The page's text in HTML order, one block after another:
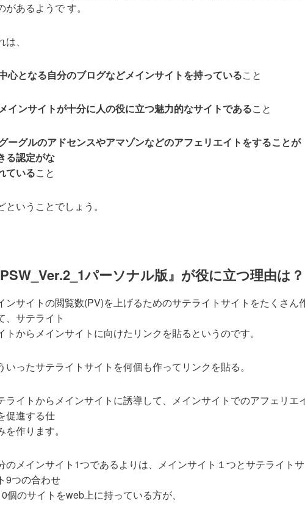
があるようで す。
は、
心となる自分のブログなどメインサイトを持っていること
インサイトが十分に人の役に立つ魅力的なサイトであること
ーグルのアドセンスやアマゾンなどのアフェリエイトをすることが
る認定がな
ていること
ということでしょう。
PSW_Ver.2_1パーソナル版』が役に立つ理由は？
ンサイトの閲覧数(PV)を上げるためのサテライトサイトをたくさん
、サテライト
トからメインサイトに向けたリンクを貼るというのです。
いったサテライトサイトを何個も作ってリンクを貼る。
ライトからメインサイトに誘導して、メインサイトでのアフェリエ
促進する仕
を作ります。
のメインサイト1つであるよりは、メインサイト１つとサテライトサ
9つの合わせ
個のサイトをweb上に持っている方が、